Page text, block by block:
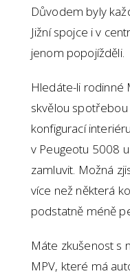
Důvodem byly
Jižní spojce i v
jenom popojížděli.
Hledáte-li rodinné
skvělou
konfigurací
v Peugeotu 5008
zamluvit. Možná
více než některá
podstatně méně
Máte zkušenost s
MPV, které má